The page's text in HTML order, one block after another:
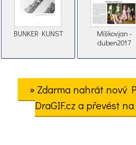
BUNKER KUNST
Míškovjan -
duben2017
» Zdarma nahrát nový
DraGIF.cz a převést